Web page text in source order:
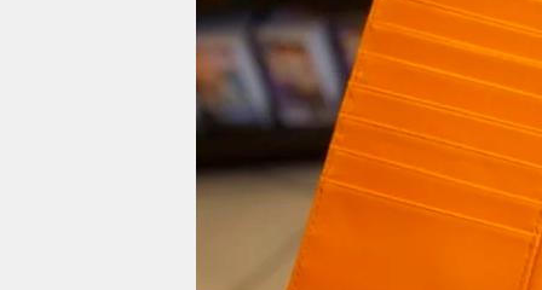
wahrheit
verlag
verlag
veranstaltungen
fragen & hilfe